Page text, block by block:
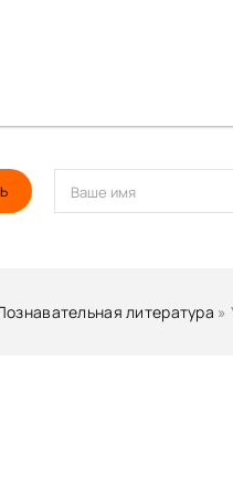
литература »